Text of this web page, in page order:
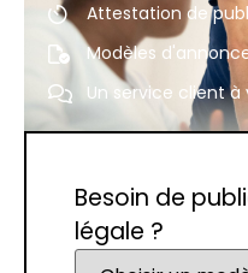
Attestation de
Modèles
Un service client
Besoin de
légale ?